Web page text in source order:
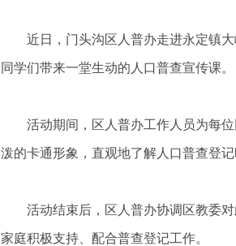
近日，门头沟区人普办走进永定镇
同学们带来一堂生动的人口普查宣传课。
活动期间，区人普办工作人员为每
泼的卡通形象，直观地了解人口普查登
活动结束后，区人普办协调区教委
家庭积极支持、配合普查登记工作。